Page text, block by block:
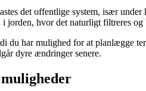
det offentlige system, især
jorden, hvor det naturligt filtreres og
du har mulighed for at planlægge
dyre ændringer senere.